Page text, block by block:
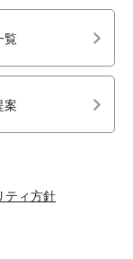
覧
案
ティ方針